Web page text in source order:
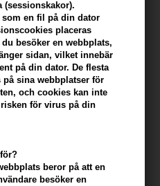
(sessionskakor).
som en fil på din dator
placeras
besöker en webbplats,
sidan, vilket innebär
på din dator. De flesta
på sina webbplatser för
och cookies kan inte
för virus på din
beror på att en
besöker en